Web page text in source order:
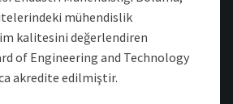
mühendislik
kalitesini değerlendiren
of Engineering and Technology
akredite edilmiştir.